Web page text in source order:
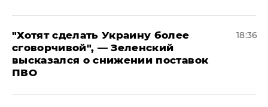
​"Хотят сделать Украину более
сговорчивой", — Зеленский
высказался о снижении поставок
ПВО
18:36